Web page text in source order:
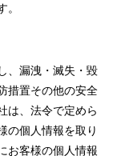
、漏洩・滅失・毀
措置その他の安全
は、法令で定めら
の個人情報を取り
お客様の個人情報